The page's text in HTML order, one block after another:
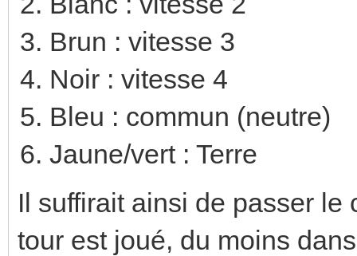
Brun : vitesse 3
Noir : vitesse 4
Bleu : commun (neutre)
Jaune/vert : Terre
Il suffirait ainsi de passer le
tour est joué, du moins